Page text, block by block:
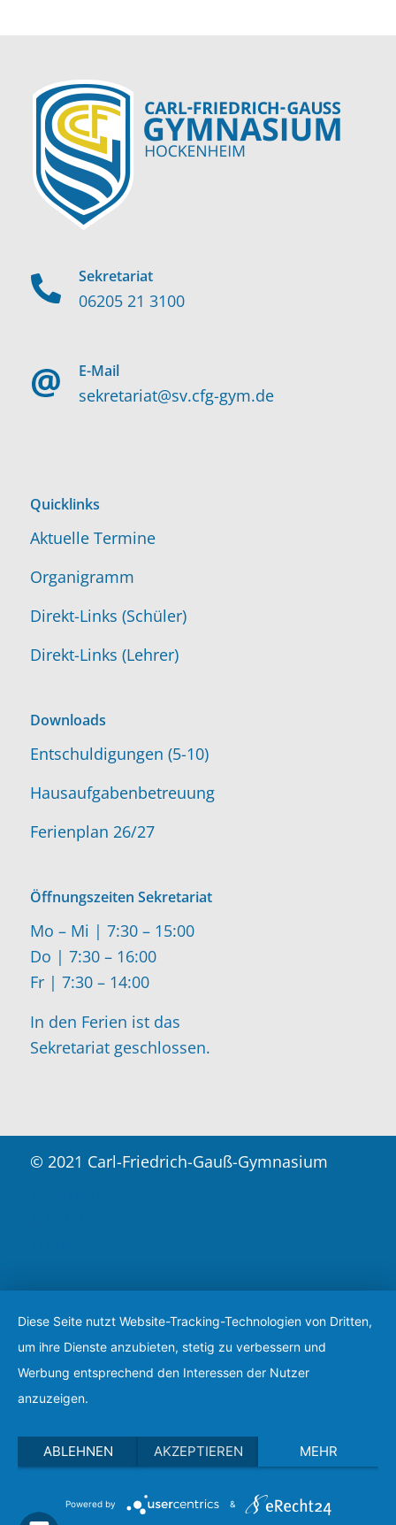
Sekretariat
06205 21 3100
E-Mail
sekretariat@sv.cfg-gym.de
Quicklinks
Aktuelle Termine
Organigramm
Direkt-Links (Schüler)
Direkt-Links (Lehrer)
Downloads
Entschuldigungen (5-10)
Hausaufgabenbetreuung
Ferienplan 26/27
Öffnungszeiten Sekretariat
Mo – Mi | 7:30 – 15:00
Do | 7:30 – 16:00
Fr | 7:30 – 14:00
In den Ferien ist das
Sekretariat geschlossen.
© 2021 Carl-Friedrich-Gauß-Gymnasium
Diese Seite nutzt Website-Tracking-Technologien von Dritten,
um ihre Dienste anzubieten, stetig zu verbessern und
Werbung entsprechend den Interessen der Nutzer
anzuzeigen.
ABLEHNEN AKZEPTIEREN MEHR
Powered by &